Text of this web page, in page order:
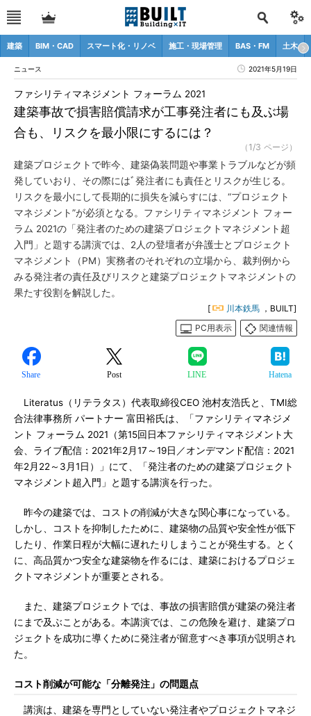
建築 BIM・CAD スマート化・リノベ 施工・現場管理 BAS・FM 土木
ニュース 2021年5月19日
建築事故で損害賠償請求が工事発注者にも及ぶ場
合も、リスクを最小限にするには？
ファシリティマネジメント フォーラム 2021
（1/3 ページ）
建築プロジェクトで昨今、建築偽装問題や事業トラブルなどが頻
発していおり、その際にはﾞ発注者にも責任とリスクが生じる。
リスクを最小にして長期的に損失を減らすには、“プロジェクト
マネジメント”が必須となる。ファシリティマネジメント フォー
ラム 2021の「発注者のための建築プロジェクトマネジメント超
入門」と題する講演では、2人の登壇者が弁護士とプロジェクト
マネジメント（PM）実務者のそれぞれの立場から、裁判例から
みる発注者の責任及びリスクと建築プロジェクトマネジメントの
果たす役割を解説した。
[ 川本鉄馬 ，BUILT]
PC用表示
関連情報
Share Post LINE Hatena
Literatus（リテラタス）代表取締役CEO 池村友浩氏と、TMI総
合法律事務所 パートナー 富田裕氏は、「ファシリティマネジメ
ント フォーラム 2021（第15回日本ファシリティマネジメント大
会、ライブ配信：2021年2月17～19日／オンデマンド配信：2021
年2月22～3月1日）」にて、「発注者のための建築プロジェクト
マネジメント超入門」と題する講演を行った。
昨今の建築では、コストの削減が大きな関心事になっている。
しかし、コストを抑制したために、建築物の品質や安全性が低下
したり、作業日程が大幅に遅れたりしまうことが発生する。とく
に、高品質かつ安全な建築物を作るには、建築におけるプロジェ
クトマネジメントが重要とされる。
また、建築プロジェクトでは、事故の損害賠償が建築の発注者
にまで及ぶことがある。本講演では、この危険を避け、建築プロ
ジェクトを成功に導くために発注者が留意すべき事項が説明され
た。
コスト削減が可能な「分離発注」の問題点
講演は、建築を専門としていない発注者やプロジェクトマネジ